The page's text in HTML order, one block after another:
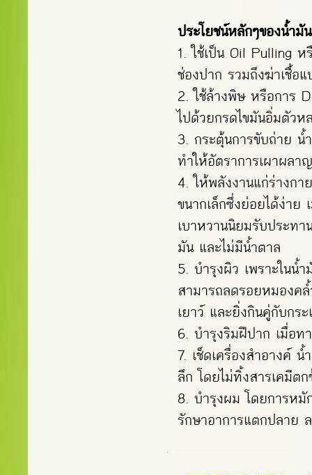
ประโยชน์หลักๆของน้ำมั
1. ใช้เป็น Oil Pulling
ช่องปาก รวมถึงฆ่าเชื้อ
2. ใช้ล้างพิษ หรือการ
ไปด้วยกรดไขมันอิ่มตัว
3. กระตุ้นการขับถ่าย น้
ทําให้อัตราการเผาผล
4. ให้พลังงานแก่ร่างก
ขนากเล็กซึ่งย่อยได้ง่าย
เบาหวานนิยมรับประทา
มัน และไม่มีน้ำตาล
5. บํารุงผิว เพราะในน้
สามารถลดรอยหมองค
เยาว์ และยิ่งกินคู่กับกร
6. บํารุงริมฝีปาก เมื่อท
7. เช็ดเครื่องสําอางค์
ลึก โดยไม่ทิ้งสารเคมีตก
8. บํารุงผม โดยการหมั
รักษาอาการแตกปลาย